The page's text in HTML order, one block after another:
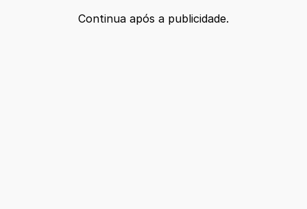
Continua após a publicidade.